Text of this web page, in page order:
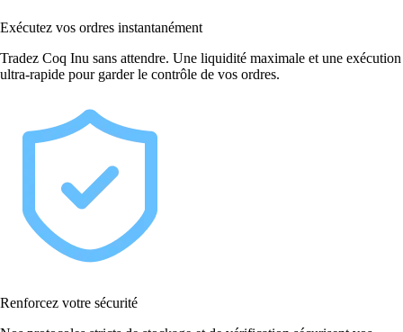
Exécutez vos ordres instantanément
Tradez Coq Inu sans attendre. Une liquidité maximale et une exécution
ultra-rapide pour garder le contrôle de vos ordres.
Renforcez votre sécurité